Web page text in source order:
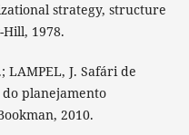
strategy, structure
1978.
LAMPEL, J. Safári de
planejamento
2010.